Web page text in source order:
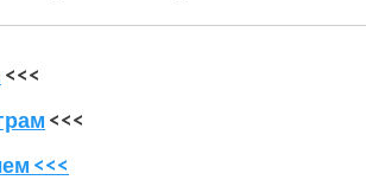
<<<
<<<
<<<